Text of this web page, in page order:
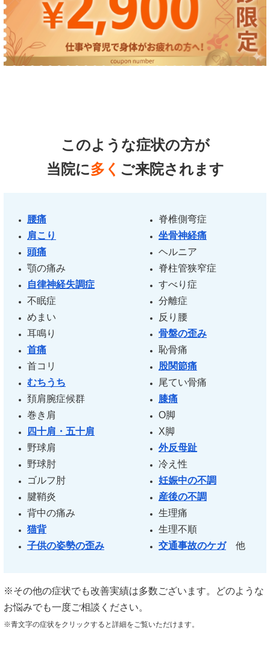
このような症状の方が
当院に多く ご来院されます
腰痛
肩こり
頭痛
顎の痛み
自律神経失調症
不眠症
めまい
耳鳴り
首痛
首コリ
むちうち
頚肩腕症候群
巻き肩
四十肩・五十肩
野球肩
野球肘
ゴルフ肘
腱鞘炎
背中の痛み
猫背
子供の姿勢の歪み
脊椎側弯症
坐骨神経痛
ヘルニア
脊柱管狭窄症
すべり症
分離症
反り腰
骨盤の歪み
恥骨痛
股関節痛
尾てい骨痛
膝痛
O脚
X脚
外反母趾
冷え性
妊娠中の不調
産後の不調
生理痛
生理不順
交通事故のケガ他
※その他の症状でも改善実績は多数ございます。どのような
お悩みでも一度ご相談ください。
※青文字の症状をクリックすると詳細をご覧いただけます。